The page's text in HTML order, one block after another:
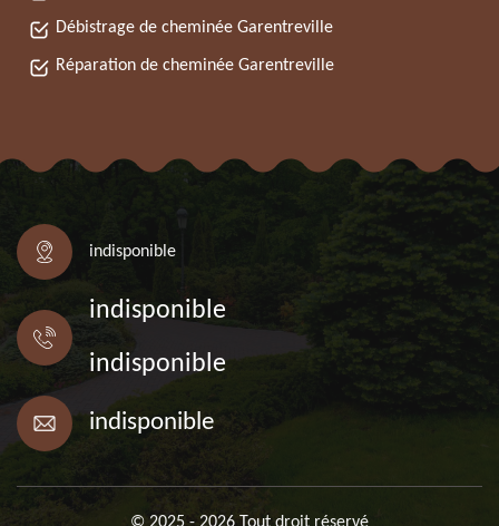
Débistrage de cheminée Garentreville
Réparation de cheminée Garentreville
indisponible
indisponible
indisponible
indisponible